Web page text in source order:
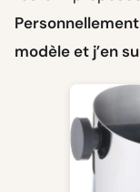
modèle et j’en